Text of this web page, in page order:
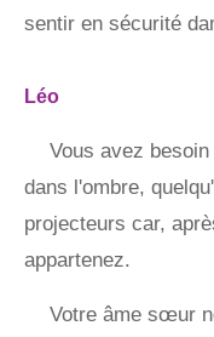
sentir en sécurité
Léo
Vous avez
dans l'ombre,
projecteurs car,
appartenez.
Votre âme sœur